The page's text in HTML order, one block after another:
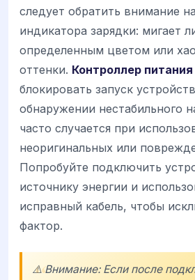
следует обратить внимание
индикатора зарядки: мигает
определенным цветом или
оттенки. Контроллер питания
блокировать запуск
обнаружении нестабильного
часто случается при
неоригинальных или
Попробуйте подключить
источнику энергии и
исправный кабель, чтобы
фактор.
⚠️ Внимание: Если после